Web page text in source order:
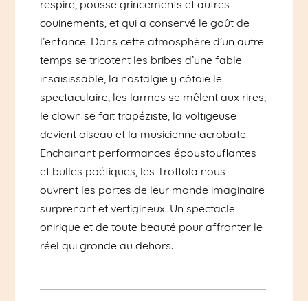
respire, pousse grincements et autres
couinements, et qui a conservé le goût de
l’enfance. Dans cette atmosphère d’un autre
temps se tricotent les bribes d’une fable
insaisissable, la nostalgie y côtoie le
spectaculaire, les larmes se mêlent aux rires,
le clown se fait trapéziste, la voltigeuse
devient oiseau et la musicienne acrobate.
Enchainant performances époustouflantes
et bulles poétiques, les Trottola nous
ouvrent les portes de leur monde imaginaire
surprenant et vertigineux. Un spectacle
onirique et de toute beauté pour affronter le
réel qui gronde au dehors.